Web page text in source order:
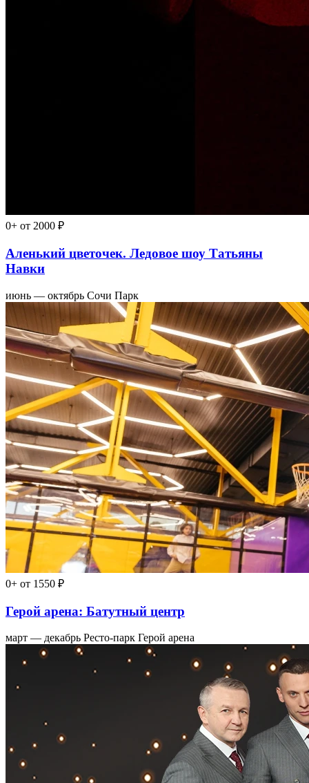
0+ от 2000 ₽
Аленький цветочек. Ледовое шоу Татьяны
Навки
июнь — октябрь Сочи Парк
0+ от 1550 ₽
Герой арена: Батутный центр
март — декабрь Ресто-парк Герой арена